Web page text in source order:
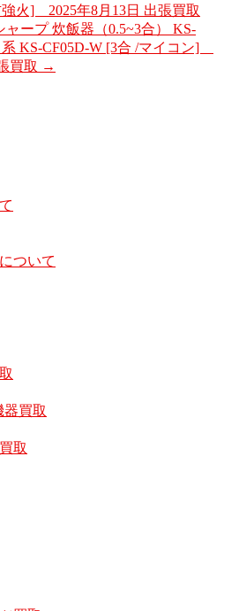
強火] 2025年8月13日 出張買取
ャープ 炊飯器（0.5~3合） KS-
KS-CF05D-W [3合 /マイコン]
買取 →
ついて
器買取
取